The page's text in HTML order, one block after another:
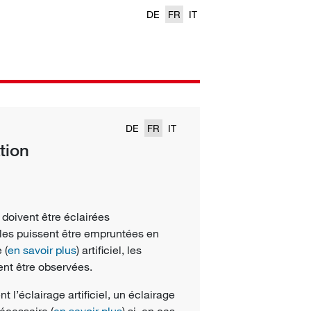
DE FR IT
DE FR IT
être éclairées
puissent être empruntées en
(en savoir plus) artificiel, les
être observées.
l’éclairage artificiel, un éclairage